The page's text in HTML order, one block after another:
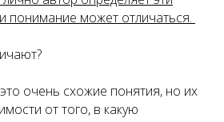
понимание может отличаться.
очень схожие понятия, но их
от того, в какую